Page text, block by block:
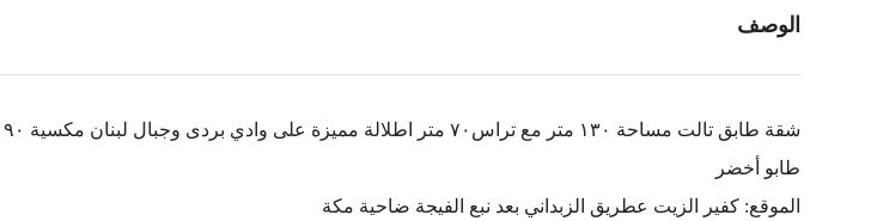
الوصف
شقة طابق تالت مساحة ١٣٠ متر مع تراس٧٠ متر اطلالة مميزة على وادي بردى وجبال لبنان مكسية ٩٠ بالمية
طابو أخضر
الموقع: كفير الزيت عطريق الزبداني بعد نبع الفيجة ضاحية مكة